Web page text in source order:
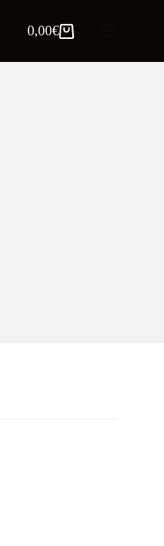
0,00€